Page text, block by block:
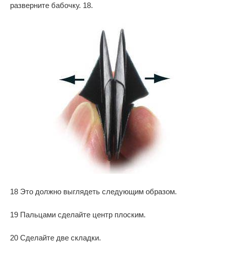
разверните бабочку. 18.
18 Это должно выглядеть следующим образом.
19 Пальцами сделайте центр плоским.
20 Сделайте две складки.